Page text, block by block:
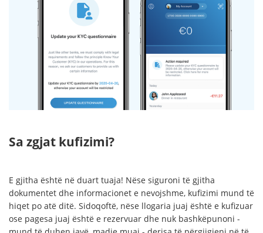
Sa zgjat kufizimi?
E gjitha është në duart tuaja! Nëse siguroni të gjitha
dokumentet dhe informacionet e nevojshme, kufizimi mund të
hiqet po atë ditë. Sidoqoftë, nëse llogaria juaj është e kufizuar
ose pagesa juaj është e rezervuar dhe nuk bashkëpunoni -